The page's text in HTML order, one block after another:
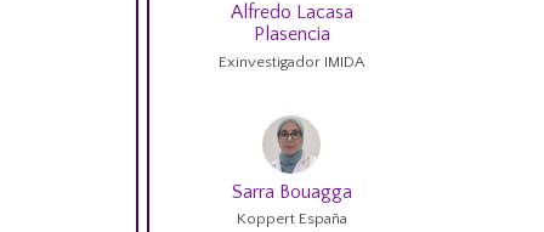
Alfredo Lacasa
Plasencia
Exinvestigador IMIDA
Sarra Bouagga
Koppert España